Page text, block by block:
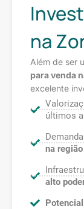
na
Além de ser
para venda
excelente
últimos
na
alto